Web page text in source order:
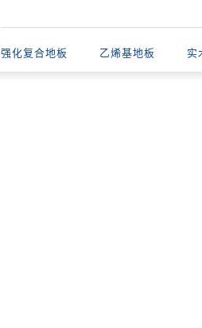
强化复合地板 乙烯基地板​ 实